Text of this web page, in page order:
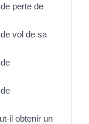
perte de
vol de sa
il obtenir un